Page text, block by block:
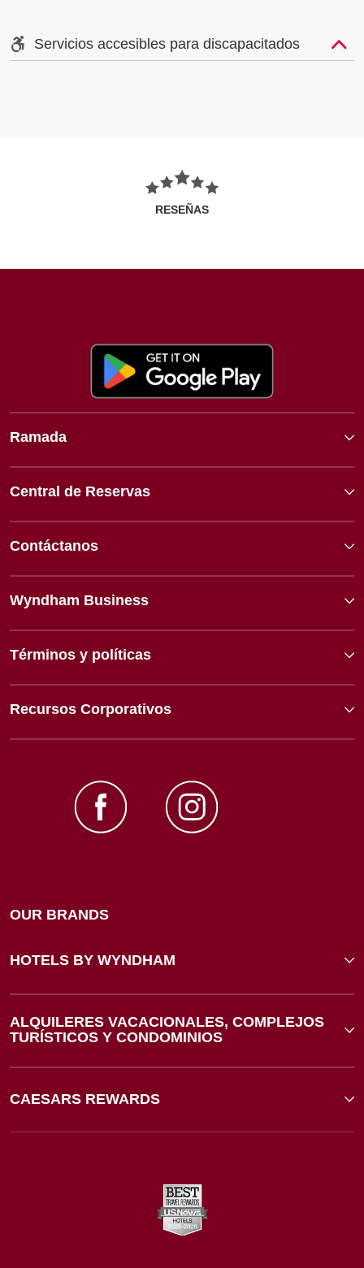
Servicios accesibles para discapacitados
RESEÑAS
Ramada
Central de Reservas
Contáctanos
Wyndham Business
Términos y políticas
Recursos Corporativos
OUR BRANDS
HOTELS BY WYNDHAM
ALQUILERES VACACIONALES, COMPLEJOS
TURÍSTICOS Y CONDOMINIOS
CAESARS REWARDS